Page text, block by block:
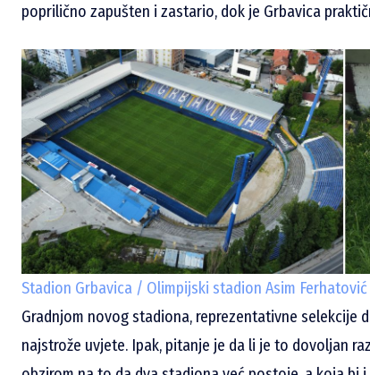
poprilično zapušten i zastario, dok je Grbavica
Stadion Grbavica / Olimpijski stadion Asim
Gradnjom novog stadiona, reprezentativne selekcije
najstrože uvjete. Ipak, pitanje je da li je to dovoljan